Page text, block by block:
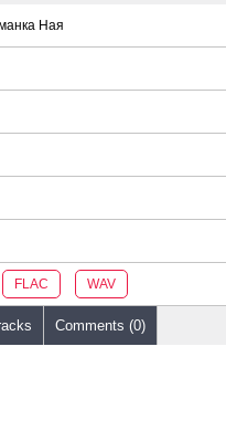
Ная
FLAC WAV
Comments (0)